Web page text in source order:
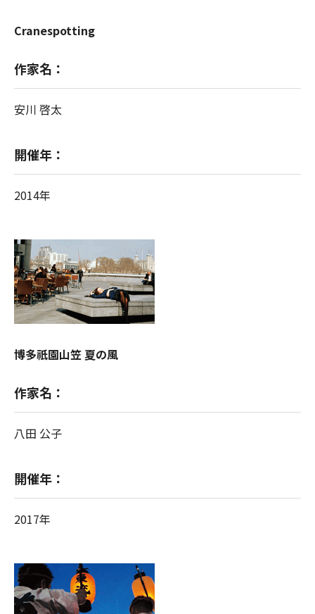
Cranespotting
作家名：
安川 啓太
開催年：
2014年
博多祇園山笠 夏の風
作家名：
八田 公子
開催年：
2017年